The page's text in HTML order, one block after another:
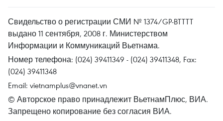
Свидельство о регистрации СМИ № 1374/GP-BTTTT
выдано 11 сентября, 2008 г. Министерством
Информации и Коммуникаций Вьетнама.
Номер телефона: (024) 39411349 - (024) 39411348, Fax:
(024) 39411348
Email: vietnamplus@vnanet.vn
© Авторское право принадлежит ВьетнамПлюс, ВИА.
Запрещено копирование без согласия ВИА.